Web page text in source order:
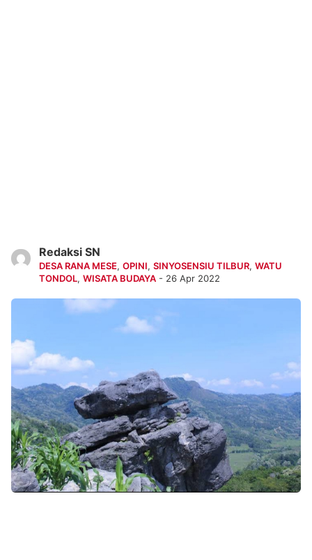
Redaksi SN
DESA RANA MESE, OPINI, SINYOSENSIU TILBUR, WATU
TONDOL, WISATA BUDAYA- 26 Apr 2022